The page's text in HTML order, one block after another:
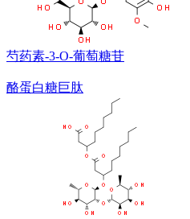
芍药素-3-O-葡萄糖苷
酪蛋白糖巨肽